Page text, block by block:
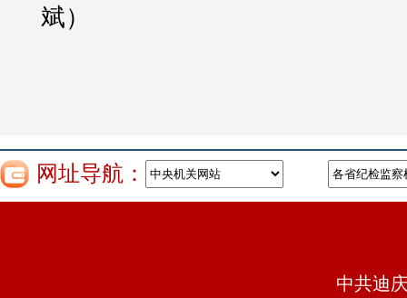
斌）
网址导航：
中共迪